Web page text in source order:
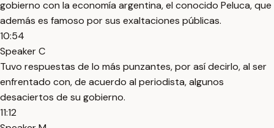
gobierno con la economía argentina, el conocido Peluca, que
además es famoso por sus exaltaciones públicas.
10:54
Speaker C
Tuvo respuestas de lo más punzantes, por así decirlo, al ser
enfrentado con, de acuerdo al periodista, algunos
desaciertos de su gobierno.
11:12